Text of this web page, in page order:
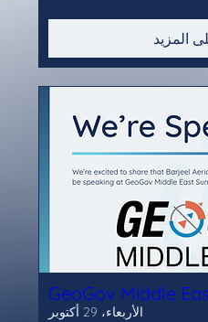
المزيد
GeoGov Middle
الأربعاء، 29 أكتوبر